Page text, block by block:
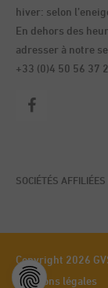
hiver: selon
En dehors des
adresser à notre
+33 (0)4 50 56 37
SOCIÉTÉS AFFILIÉES
Copyright 2026
Mentions légales